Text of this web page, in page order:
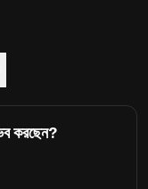
করছেন?